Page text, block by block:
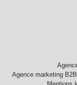
Agence marketing